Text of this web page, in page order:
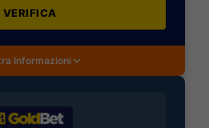
VERIFICA
Informazioni